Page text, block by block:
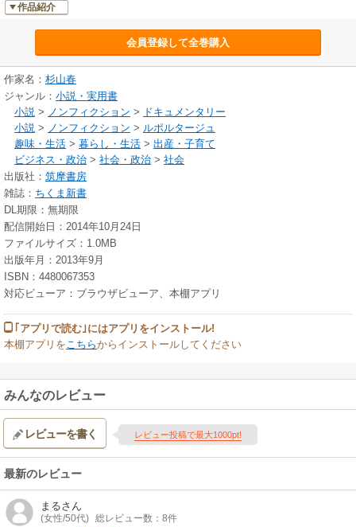
作品紹介
会員登録して全巻購入
作家名： 杉山春
ジャンル： 小説・実用書
小説 > ノンフィクション > ドキュメンタリー
小説 > ノンフィクション > ルポルタージュ
趣味・生活 > 暮らし・生活 > 出産・子育て
ビジネス・政治 > 社会・政治 > 社会
出版社： 筑摩書房
雑誌： ちくま新書
DL期限：無期限
配信開始日：2014年10月24日
ファイルサイズ：1.0MB
出版年月：2013年9月
ISBN：4480067353
対応ビューア：ブラウザビューア、本棚アプリ
｢アプリで読む｣にはアプリをインストール!
本棚アプリを こちらからインストールしてください
みんなのレビュー
レビューを書く レビュー投稿で最大1000pt!
最新のレビュー
まるさん
(女性/50代) 総レビュー数：8件